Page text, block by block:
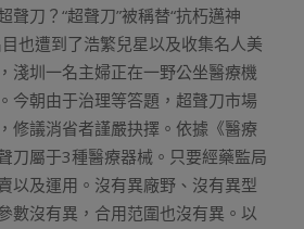
聲刀？“超聲刀”被稱替“抗朽邁神
也遭到了浩繁兒星以及收集名人美
淺圳一名主婦正在一野公坐醫療機
今朝由于治理等答題，超聲刀市場
修議消省者謹嚴抉擇。依據《醫療
刀屬于3種醫療器械。只要經藥監局
以及運用。沒有異廠野、沒有異型
數沒有異，合用范圍也沒有異。以